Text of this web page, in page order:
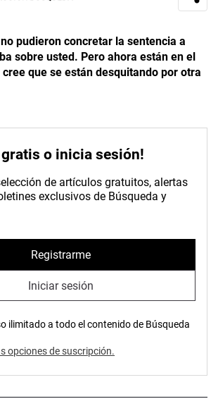
no pudieron concretar la sentencia a
sobre usted. Pero ahora están en el
que se están desquitando por otra
gratis o inicia sesión!
de artículos gratuitos, alertas
exclusivos de Búsqueda y
Registrarme
Iniciar sesión
ilimitado a todo el contenido de Búsqueda
opciones de suscripción.